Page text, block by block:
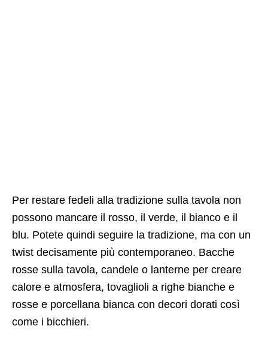
Per restare fedeli alla tradizione sulla tavola non
possono mancare il rosso, il verde, il bianco e il
blu. Potete quindi seguire la tradizione, ma con un
twist decisamente più contemporaneo. Bacche
rosse sulla tavola, candele o lanterne per creare
calore e atmosfera, tovaglioli a righe bianche e
rosse e porcellana bianca con decori dorati così
come i bicchieri.